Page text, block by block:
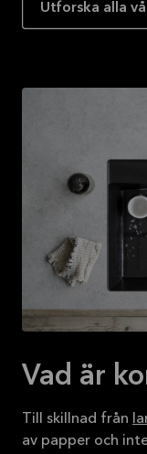
Utforska alla
Vad är
Till skillnad från
av papper och